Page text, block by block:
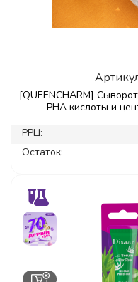
[QUEENCHARM]
PHA кислоты и
РРЦ:
Остаток: